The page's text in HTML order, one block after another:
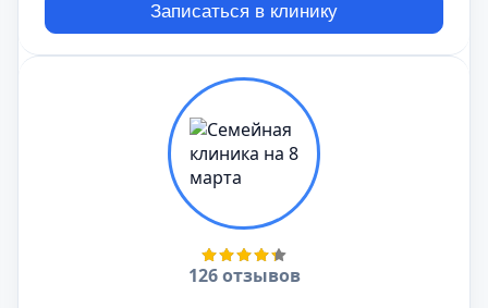
Записаться в клинику
126 отзывов